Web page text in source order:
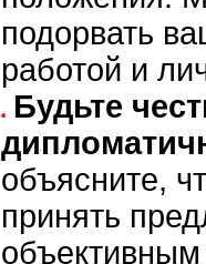
подорвать
работой и
Будьте
объясните,
принять